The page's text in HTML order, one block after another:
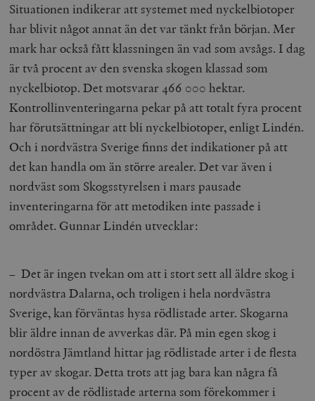
Situationen indikerar att systemet med nyckelbiotoper
har blivit något annat än det var tänkt från början. Mer
mark har också fått klassningen än vad som avsågs. I dag
är två procent av den svenska skogen klassad som
nyckelbiotop. Det motsvarar 466 000 hektar.
Kontrollinventeringarna pekar på att totalt fyra procent
har förutsättningar att bli nyckelbiotoper, enligt Lindén.
Och i nordvästra Sverige finns det indikationer på att
det kan handla om än större arealer. Det var även i
nordväst som Skogsstyrelsen i mars pausade
inventeringarna för att metodiken inte passade i
området. Gunnar Lindén utvecklar:
– Det är ingen tvekan om att i stort sett all äldre skog i
nordvästra Dalarna, och troligen i hela nordvästra
Sverige, kan förväntas hysa rödlistade arter. Skogarna
blir äldre innan de avverkas där. På min egen skog i
nordöstra Jämtland hittar jag rödlistade arter i de flesta
typer av skogar. Detta trots att jag bara kan några få
procent av de rödlistade arterna som förekommer i